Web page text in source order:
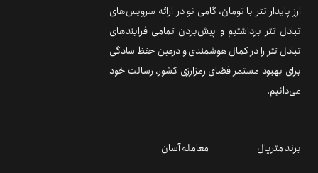
ارز پایدار تتر با تومان، گامی نو در ارائه سرویس‌های
تبادل تتر برداشتیم و پیش‌بردن تمامی فرایندهای
تبادل تتر را در کمال هوشمندی و درعین حفظ سادگی
برای بهبود مستمر فضای رمزارزی کشور، رسالت خود
می‌دانیم.
برند متریال معامله آسان